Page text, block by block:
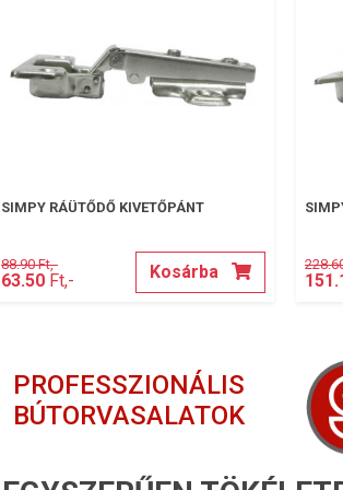
SIMPY RÁÜTŐDŐ KIVETŐPÁNT
88.90 Ft,-
63.50 Ft,- Kosárba
PROFESSZIONÁLIS
BÚTORVASALATOK